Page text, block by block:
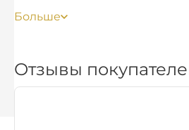
Цветная упаковка
Больше
Отзывы